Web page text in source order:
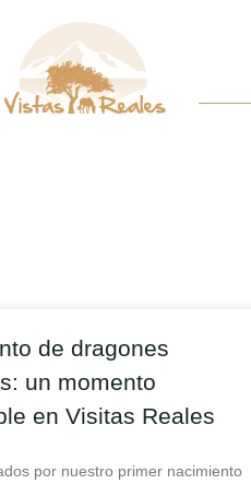
de dragones
un momento
en Visitas Reales
por nuestro primer nacimiento